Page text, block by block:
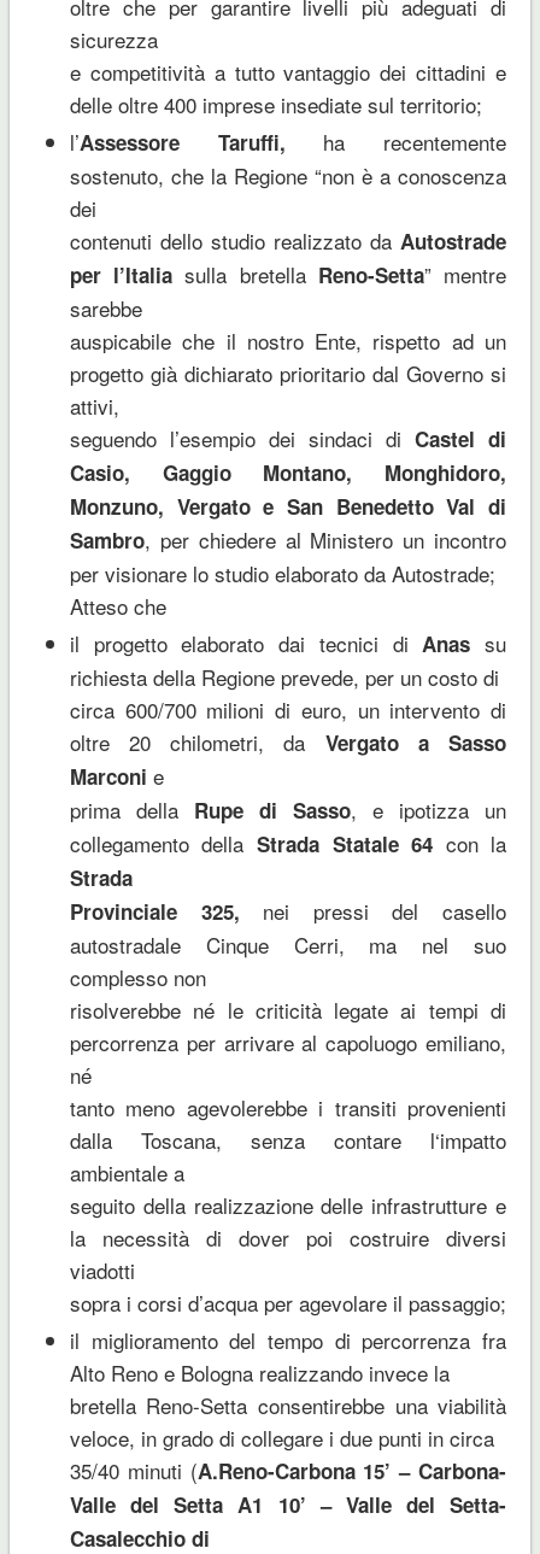
oltre che per garantire livelli più adeguati di
sicurezza
e competitività a tutto vantaggio dei cittadini e
delle oltre 400 imprese insediate sul territorio;
l’Assessore Taruffi, ha recentemente
sostenuto, che la Regione “non è a conoscenza
dei
contenuti dello studio realizzato daAutostrade
per l’Italia sulla bretella Reno-Setta” mentre
sarebbe
auspicabile che il nostro Ente, rispetto ad un
progetto già dichiarato prioritario dal Governo si
attivi,
seguendo l’esempio dei sindaci diCastel di
Casio, Gaggio Montano, Monghidoro,
Monzuno, Vergato e San Benedetto Val di
Sambro, per chiedere al Ministero un incontro
per visionare lo studio elaborato da Autostrade;
Atteso che
il progetto elaborato dai tecnici diAnas su
richiesta della Regione prevede, per un costo di
circa 600/700 milioni di euro, un intervento di
oltre 20 chilometri, da Vergato a Sasso
Marconi e
prima della Rupe di Sasso, e ipotizza un
collegamento della Strada Statale 64 con la
Strada
Provinciale 325, nei pressi del casello
autostradale Cinque Cerri, ma nel suo
complesso non
risolverebbe né le criticità legate ai tempi di
percorrenza per arrivare al capoluogo emiliano,
né
tanto meno agevolerebbe i transiti provenienti
dalla Toscana, senza contare l‘impatto
ambientale a
seguito della realizzazione delle infrastrutture e
la necessità di dover poi costruire diversi
viadotti
sopra i corsi d’acqua per agevolare il passaggio;
il miglioramento del tempo di percorrenza fra
Alto Reno e Bologna realizzando invece la
bretella Reno-Setta consentirebbe una viabilità
veloce, in grado di collegare i due punti in circa
35/40 minuti (A.Reno-Carbona 15’ – Carbona-
Valle del Setta A1 10’ – Valle del Setta-
Casalecchio di